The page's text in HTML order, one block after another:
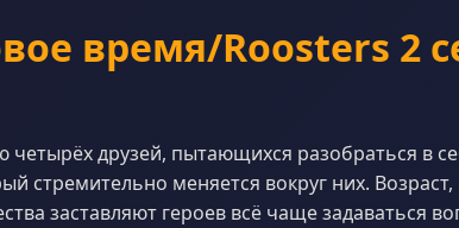
время/Roosters 2
друзей, пытающихся разобраться в
стремительно меняется вокруг них. Возраст,
заставляют героев всё чаще задаваться